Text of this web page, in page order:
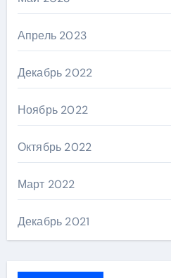
Апрель 2023
Декабрь 2022
Ноябрь 2022
Октябрь 2022
Март 2022
Декабрь 2021